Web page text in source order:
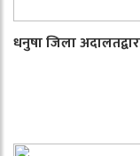
धनुषा जिला